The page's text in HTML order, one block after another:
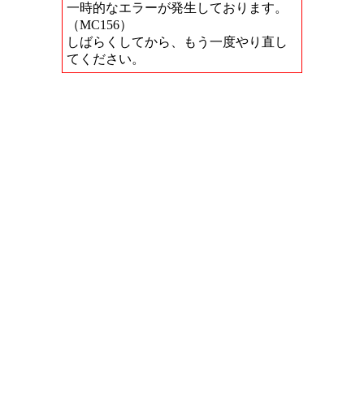
一時的なエラーが発生しております。
（MC156）
しばらくしてから、もう一度やり直し
てください。